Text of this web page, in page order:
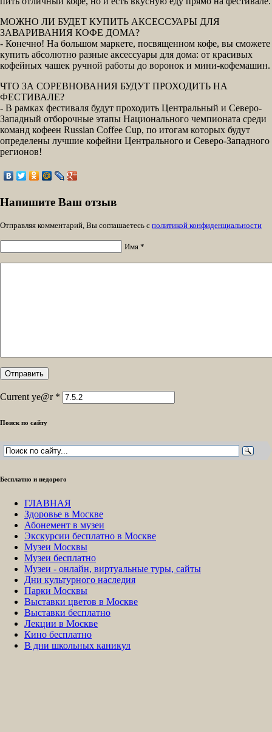
МОЖНО ЛИ БУДЕТ КУПИТЬ АКСЕССУАРЫ ДЛЯ
ЗАВАРИВАНИЯ КОФЕ ДОМА?
- Конечно! На большом маркете, посвященном кофе, вы сможете
купить абсолютно разные аксессуары для дома: от красивых
кофейных чашек ручной работы до воронок и мини-кофемашин.
ЧТО ЗА СОРЕВНОВАНИЯ БУДУТ ПРОХОДИТЬ НА
ФЕСТИВАЛЕ?
- В рамках фестиваля будут проходить Центральный и Северо-
Западный отборочные этапы Национального чемпионата среди
команд кофеен Russian Coffee Cup, по итогам которых будут
определены лучшие кофейни Центрального и Северо-Западного
регионов!
Напишите Ваш отзыв
Отправляя комментарий, Вы соглашаетесь с политикой конфиденциальности
Имя *
Current ye@r *
Поиск по сайту
Бесплатно и недорого
ГЛАВНАЯ
Здоровье в Москве
Абонемент в музеи
Экскурсии бесплатно в Москве
Музеи Москвы
Музеи бесплатно
Музеи - онлайн, виртуальные туры, сайты
Дни культурного наследия
Парки Москвы
Выставки цветов в Москве
Выставки бесплатно
Лекции в Москве
Кино бесплатно
В дни школьных каникул